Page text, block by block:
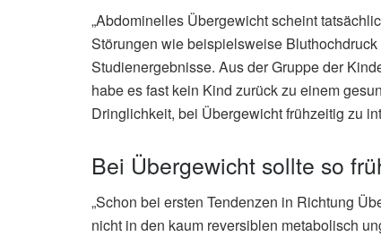
„Abdominelles Übergewicht scheint
Störungen wie beispielsweise
Studienergebnisse. Aus der Gruppe der
habe es fast kein Kind zurück zu einem
Dringlichkeit, bei Übergewicht frühzeitig zu
Bei Übergewicht sollte so
„Schon bei ersten Tendenzen in Richtung
nicht in den kaum reversiblen metabolisch